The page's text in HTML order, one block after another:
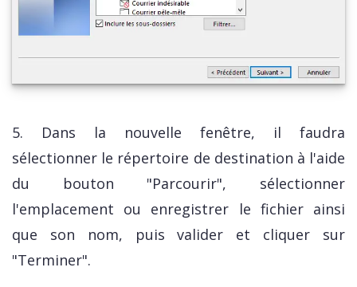
5. Dans la nouvelle fenêtre, il faudra
sélectionner le répertoire de destination à l'aide
du bouton "Parcourir", sélectionner
l'emplacement ou enregistrer le fichier ainsi
que son nom, puis valider et cliquer sur
"Terminer".